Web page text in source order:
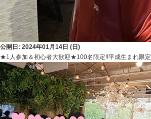
公開日: 2024年01月14日 (日)
★1人参加＆初心者大歓迎★100名限定!!平成生まれ限